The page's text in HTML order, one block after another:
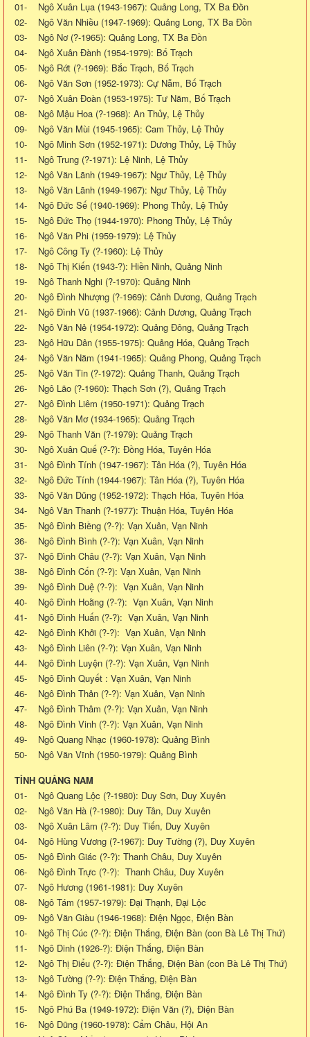
01- Ngô Xuân Lụa (1943-1967): Quảng Long, TX Ba Đồn
02- Ngô Văn Nhiều (1947-1969): Quảng Long, TX Ba Đồn
03- Ngô Nơ (?-1965): Quảng Long, TX Ba Đồn
04- Ngô Xuân Đành (1954-1979): Bố Trạch
05- Ngô Rớt (?-1969): Bắc Trạch, Bố Trạch
06- Ngô Văn Sơn (1952-1973): Cự Nẫm, Bố Trạch
07- Ngô Xuân Đoàn (1953-1975): Tư Năm, Bố Trạch
08- Ngô Mậu Hoa (?-1968): An Thủy, Lệ Thủy
09- Ngô Văn Mùi (1945-1965): Cam Thủy, Lệ Thủy
10- Ngô Minh Sơn (1952-1971): Dương Thủy, Lệ Thủy
11- Ngô Trung (?-1971): Lệ Ninh, Lệ Thủy
12- Ngô Văn Lãnh (1949-1967): Ngư Thủy, Lệ Thủy
13- Ngô Văn Lãnh (1949-1967): Ngư Thủy, Lệ Thủy
14- Ngô Đức Sế (1940-1969): Phong Thủy, Lệ Thủy
15- Ngô Đức Thọ (1944-1970): Phong Thủy, Lệ Thủy
16- Ngô Văn Phi (1959-1979): Lệ Thủy
17- Ngô Công Ty (?-1960): Lệ Thủy
18- Ngô Thị Kiến (1943-?): Hiền Ninh, Quảng Ninh
19- Ngô Thanh Nghi (?-1970): Quảng Ninh
20- Ngô Đình Nhượng (?-1969): Cảnh Dương, Quảng Trạch
21- Ngô Đình Vũ (1937-1966): Cảnh Dương, Quảng Trạch
22- Ngô Văn Nẻ (1954-1972): Quảng Đông, Quảng Trạch
23- Ngô Hữu Dân (1955-1975): Quảng Hóa, Quảng Trạch
24- Ngô Văn Năm (1941-1965): Quảng Phong, Quảng Trạch
25- Ngô Văn Tin (?-1972): Quảng Thanh, Quảng Trạch
26- Ngô Lão (?-1960): Thạch Sơn (?), Quảng Trạch
27- Ngô Đình Liêm (1950-1971): Quảng Trạch
28- Ngô Văn Mơ (1934-1965): Quảng Trạch
29- Ngô Thanh Văn (?-1979): Quảng Trạch
30- Ngô Xuân Quế (?-?): Đồng Hóa, Tuyên Hóa
31- Ngô Đình Tính (1947-1967): Tân Hóa (?), Tuyên Hóa
32- Ngô Đức Tính (1944-1967): Tân Hóa (?), Tuyên Hóa
33- Ngô Văn Dũng (1952-1972): Thạch Hóa, Tuyên Hóa
34- Ngô Văn Thanh (?-1977): Thuận Hóa, Tuyên Hóa
35- Ngô Đình Biềng (?-?): Vạn Xuân, Vạn Ninh
36- Ngô Đình Bình (?-?): Vạn Xuân, Vạn Ninh
37- Ngô Đình Châu (?-?): Vạn Xuân, Vạn Ninh
38- Ngô Đình Cốn (?-?): Vạn Xuân, Vạn Ninh
39- Ngô Đình Duệ (?-?): Vạn Xuân, Vạn Ninh
40- Ngô Đình Hoằng (?-?): Vạn Xuân, Vạn Ninh
41- Ngô Đình Huấn (?-?): Vạn Xuân, Vạn Ninh
42- Ngô Đình Khởi (?-?): Vạn Xuân, Vạn Ninh
43- Ngô Đình Liên (?-?): Vạn Xuân, Vạn Ninh
44- Ngô Đình Luyện (?-?): Vạn Xuân, Vạn Ninh
45- Ngô Đình Quyết : Vạn Xuân, Vạn Ninh
46- Ngô Đình Thản (?-?): Vạn Xuân, Vạn Ninh
47- Ngô Đình Thâm (?-?): Vạn Xuân, Vạn Ninh
48- Ngô Đình Vinh (?-?): Vạn Xuân, Vạn Ninh
49- Ngô Quang Nhạc (1960-1978): Quảng Bình
50- Ngô Văn Vĩnh (1950-1979): Quảng Bình
TỈNH QUẢNG NAM
01- Ngô Quang Lộc (?-1980): Duy Sơn, Duy Xuyên
02- Ngô Văn Hà (?-1980): Duy Tân, Duy Xuyên
03- Ngô Xuân Lâm (?-?): Duy Tiến, Duy Xuyên
04- Ngô Hùng Vương (?-1967): Duy Tường (?), Duy Xuyên
05- Ngô Đình Giác (?-?): Thanh Châu, Duy Xuyên
06- Ngô Đình Trực (?-?): Thanh Châu, Duy Xuyên
07- Ngô Hương (1961-1981): Duy Xuyên
08- Ngô Tám (1957-1979): Đại Thạnh, Đại Lộc
09- Ngô Văn Giàu (1946-1968): Điện Ngọc, Điện Bàn
10- Ngô Thị Cúc (?-?): Điện Thắng, Điện Bàn (con Bà Lê Thị Thứ)
11- Ngô Dinh (1926-?): Điện Thắng, Điện Bàn
12- Ngô Thị Điểu (?-?): Điện Thắng, Điện Bàn (con Bà Lê Thị Thứ)
13- Ngô Tường (?-?): Điện Thắng, Điện Bàn
14- Ngô Đình Ty (?-?): Điện Thắng, Điện Bàn
15- Ngô Phú Ba (1949-1972): Điện Văn (?), Điện Bàn
16- Ngô Dũng (1960-1978): Cẩm Châu, Hội An